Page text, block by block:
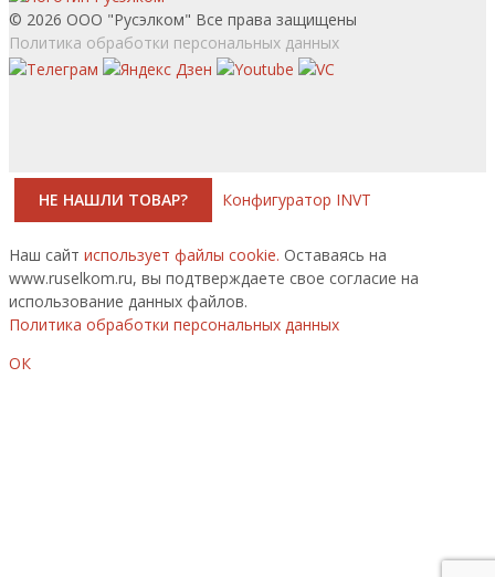
© 2026 ООО "Русэлком" Все права защищены
Политика обработки персональных данных
НЕ НАШЛИ ТОВАР? Конфигуратор INVT
Наш сайт использует файлы cookie. Оставаясь на
www.ruselkom.ru, вы подтверждаете свое согласие на
использование данных файлов.
Политика обработки персональных данных
ОК